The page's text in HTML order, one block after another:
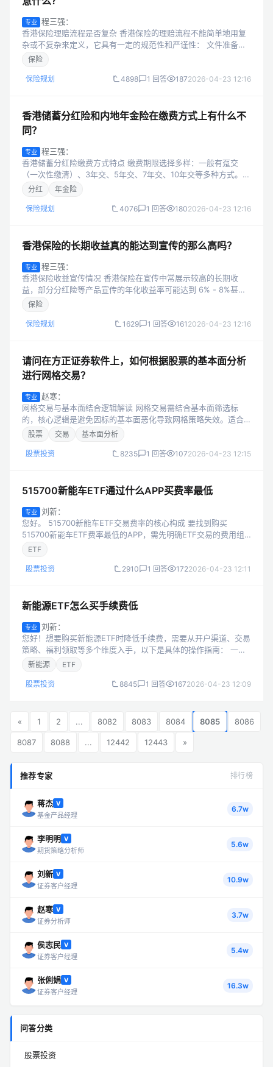
专业
程三强：
香港保险理赔流程是否复杂 香港保险的理赔流程不能简单地用复
杂或不复杂来定义，它具有一定的规范性和严谨性： 文件准备：
需要准备一系列的文件，如诊断证明、病历、检查报告等。这可
保险
保险规划 4898 1 回答 1872026-04-23 12:16
香港储蓄分红险和内地年金险在缴费方式上有什么不
同？
专业
程三强：
香港储蓄分红险缴费方式特点 缴费期限选择多样：一般有趸交
（一次性缴清）、3年交、5年交、7年交、10年交等多种方式。投
保人可以根据自身的财务状况和规划来灵活选择。例如，资金较
分红 年金险
保险规划 4076 1 回答 1802026-04-23 12:16
香港保险的长期收益真的能达到宣传的那么高吗？
专业
程三强：
香港保险收益宣传情况 香港保险在宣传中常展示较高的长期收
益，部分分红险等产品宣传的年化收益率可能达到 6% - 8%甚至
更高。这些宣传往往基于较为乐观的假设，包括投资市场的良好
保险
保险规划 1629 1 回答 161 2026-04-23 12:16
请问在方正证券软件上，如何根据股票的基本面分析
进行网格交易？
专业
赵寒：
网格交易与基本面结合逻辑解读 网格交易需结合基本面筛选标
的，核心逻辑是避免因标的基本面恶化导致网格策略失效。适合
的标的应具备：1）基本面稳健（如营收/利润增长稳定、现金流健
股票 交易 基本面分析
股票投资 8235 1 回答 1072026-04-23 12:15
515700新能车ETF通过什么APP买费率最低
专业
刘新：
您好。 515700新能车ETF交易费率的核心构成 要找到购买
515700新能车ETF费率最低的APP，需先明确ETF交易的费用组
成，避免隐性成本影响实际收益： 佣金：券商收取的交易服务
ETF
股票投资 2910 1 回答 1722026-04-23 12:11
新能源ETF怎么买手续费低
专业
刘新：
您好！想要购买新能源ETF时降低手续费，需要从开户渠道、交易
策略、福利领取等多个维度入手，以下是具体的操作指南： 一、
选择低佣券商渠道是降低手续费的核心 优先选择头部券商的专属
新能源 ETF
股票投资 8845 1 回答 1672026-04-23 12:09
« 1 2 ... 8082 8083 8084 8085 8086
8087 8088 ... 12442 12443 »
推荐专家 排行榜
蒋杰 V
基金产品经理
6.7w
李明明 V
期货策略分析师
5.6w
刘新 V
证券客户经理
10.9w
赵寒 V
证券分析师
3.7w
侯志民 V
证券客户经理
5.4w
张俐娟 V
证券客户经理
16.3w
问答分类
股票投资